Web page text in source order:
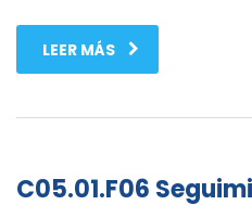
LEER MÁS
C05.01.F06